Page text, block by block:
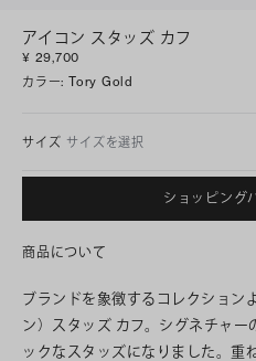
アイコン スタッズ カフ
¥ 29,700
カラー: Tory Gold
サイズ サイズを選択
ショッピング
商品について
ブランドを象徴するコレクション
ン）スタッズ カフ。シグネチャー
ックなスタッズになりました。重